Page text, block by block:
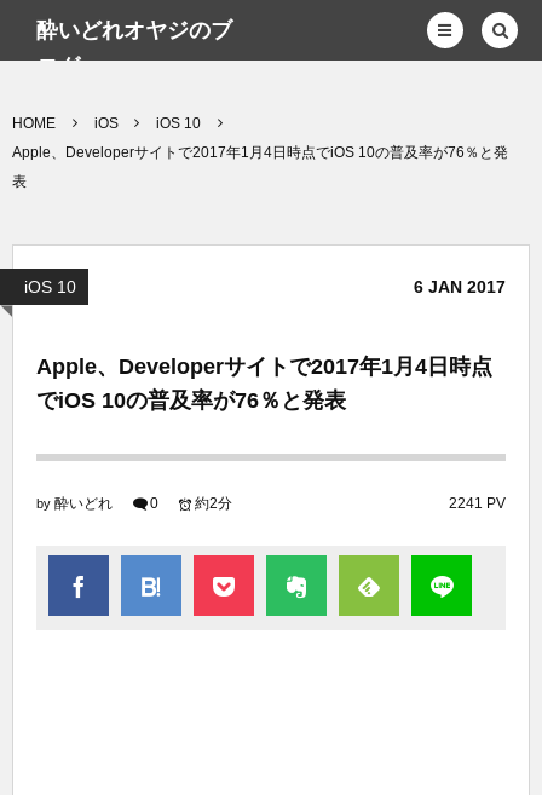
酔いどれオヤジのブ
ログwp
HOME iOS
iOS 10
Apple、Developerサイトで2017年1月4日時点でiOS 10の普及率が76％と発
表
iOS 10 6 JAN 2017
Apple、Developerサイトで2017年1月4日時点
でiOS 10の普及率が76％と発表
by 酔いどれ 0 2241 PV
約2分